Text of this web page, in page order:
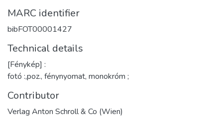
MARC identifier
bibFOT00001427
Technical details
[Fénykép] :
fotó :,poz., fénynyomat, monokróm ;
Contributor
Verlag Anton Schroll & Co (Wien)